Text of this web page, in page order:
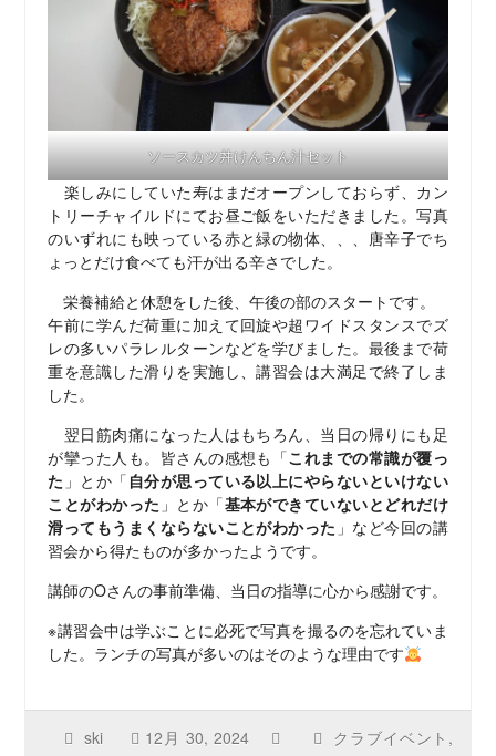
ソースカツ丼けんちん汁セット
楽しみにしていた寿はまだオープンしておらず、カン
トリーチャイルドにてお昼ご飯をいただきました。写真
のいずれにも映っている赤と緑の物体、、、唐辛子でち
ょっとだけ食べても汗が出る辛さでした。
栄養補給と休憩をした後、午後の部のスタートです。
午前に学んだ荷重に加えて回旋や超ワイドスタンスでズ
レの多いパラレルターンなどを学びました。最後まで荷
重を意識した滑りを実施し、講習会は大満足で終了しま
した。
翌日筋肉痛になった人はもちろん、当日の帰りにも足
が攣った人も。皆さんの感想も「これまでの常識が覆っ
た 」とか「 自分が思っている以上にやらないといけない
ことがわかった 」とか「基本ができていないとどれだけ
滑ってもうまくならないことがわかった 」など今回の講
習会から得たものが多かったようです。
講師のOさんの事前準備、当日の指導に心から感謝です。
※講習会中は学ぶことに必死で写真を撮るのを忘れていま
した。ランチの写真が多いのはそのような理由です
ski 12月 30, 2024 クラブイベント ,